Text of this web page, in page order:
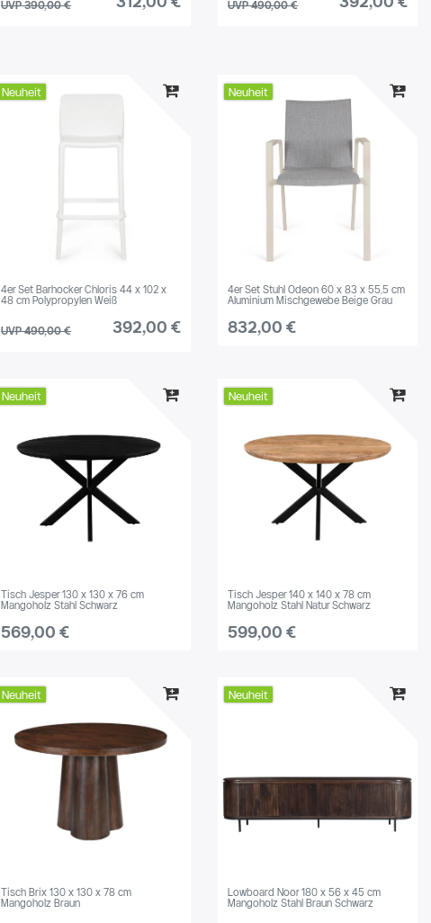
UVP 390,00 € UVP 490,00 €
Neuheit
4er Set Barhocker Chloris 44 x 102 x
48 cm Polypropylen Weiß
UVP 490,00 € 392,00 €
Neuheit
4er Set Stuhl Odeon 60 x 83 x 55,5 cm
Aluminium Mischgewebe Beige Grau
832,00 €
Neuheit
Tisch Jesper 130 x 130 x 76 cm
Mangoholz Stahl Schwarz
569,00 €
Neuheit
Tisch Jesper 140 x 140 x 78 cm
Mangoholz Stahl Natur Schwarz
599,00 €
Neuheit
Tisch Brix 130 x 130 x 78 cm
Mangoholz Braun
Neuheit
Lowboard Noor 180 x 56 x 45 cm
Mangoholz Stahl Braun Schwarz